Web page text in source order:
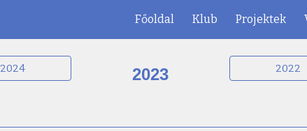
Skip to
Főoldal Klub Projektek
2024 2023 2022